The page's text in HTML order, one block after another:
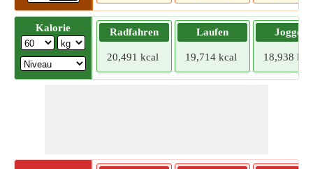
Kalorie Radfahren
20,491 kcal
Laufen
19,714 kcal
Joggen
18,938